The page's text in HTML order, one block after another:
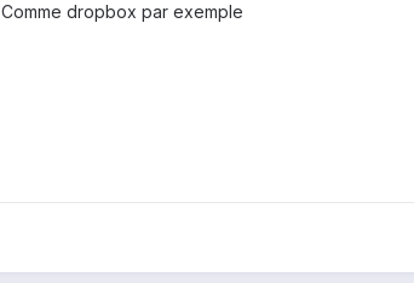
dropbox par exemple